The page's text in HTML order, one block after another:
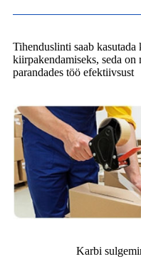
Tihenduslinti saab kasutada
kiirpakendamiseks, seda
parandades töö efektiivsust
Karbi